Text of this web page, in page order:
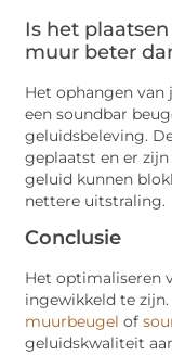
Is het
muur beter
Het ophangen van
een soundbar
geluidsbeleving.
geplaatst en er
geluid kunnen
nettere uitstraling.
Conclusie
Het optimaliseren
ingewikkeld te
muurbeugel of
geluidskwaliteit